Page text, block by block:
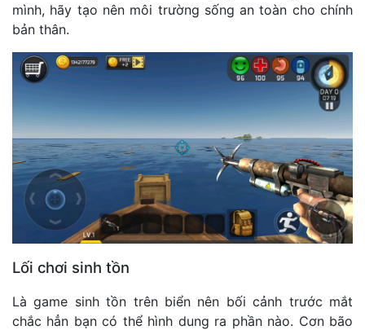
mình, hãy tạo nên môi trường sống an toàn cho chính
bản thân.
Lối chơi sinh tồn
Là game sinh tồn trên biển nên bối cảnh trước mắt
chắc hẳn bạn có thể hình dung ra phần nào. Cơn bão